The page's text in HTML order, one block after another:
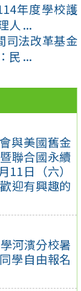
與美國舊金
聯合國永續
日（六）
迎有興趣的
河濱分校暑
學自由報名
年度學校護
人 ...
司法改革基金
民 ...